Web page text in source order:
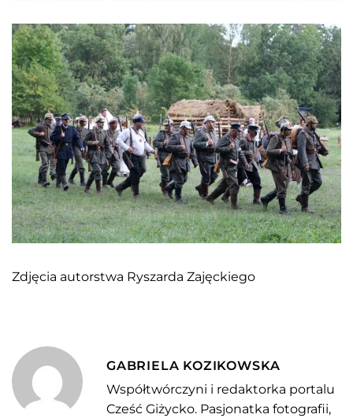
Zdjęcia autorstwa Ryszarda Zajęckiego
GABRIELA KOZIKOWSKA
Współtwórczyni i redaktorka portalu
Cześć Giżycko. Pasjonatka fotografii,